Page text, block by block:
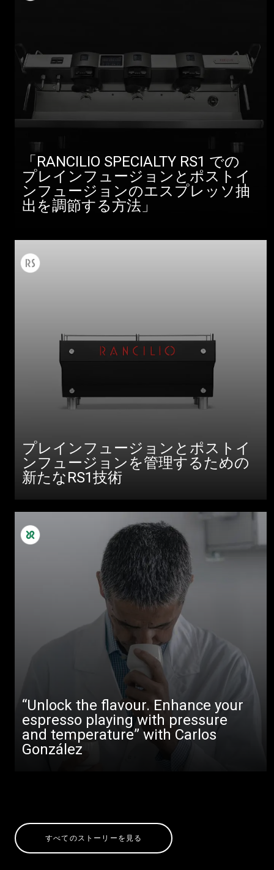
「RANCILIO SPECIALTY RS1 での
プレインフュージョンとポストイ
ンフュージョンのエスプレッソ抽
出を調節する方法」
プレインフュージョンとポストイ
ンフュージョンを管理するための
新たなRS1技術
“Unlock the flavour. Enhance your
espresso playing with pressure
and temperature” with Carlos
González
すべてのストーリーを見る
ダウンロード
もっと見る